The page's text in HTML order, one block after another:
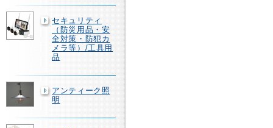
セキュリティ
（防災用品・安
全対策・防犯カ
メラ等）/工具用
品
アンティーク照
明